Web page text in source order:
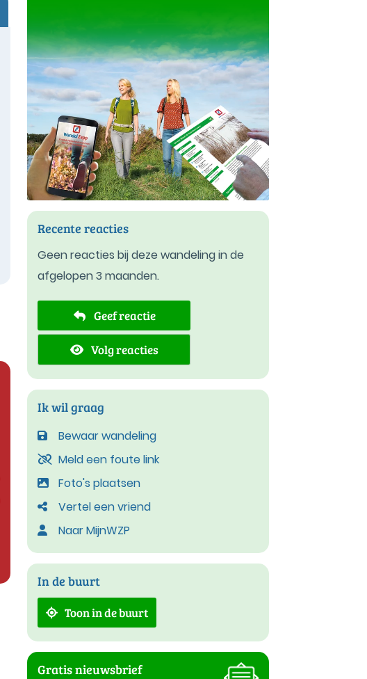
Recente reacties
Geen reacties bij deze wandeling in de
afgelopen 3 maanden.
Geef reactie
Volg reacties
Ik wil graag
Bewaar wandeling
Meld een foute link
Foto's plaatsen
Vertel een vriend
Naar MijnWZP
In de buurt
Toon in de buurt
Gratis nieuwsbrief